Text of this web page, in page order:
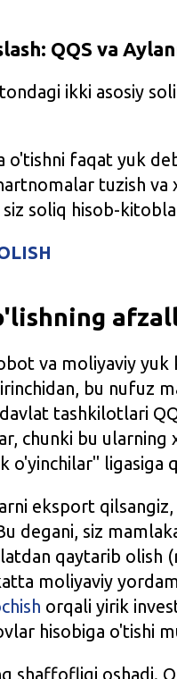
QQS va
ikki asosiy
o'tishni faqat yuk
tuzish va
siz soliq hisob-
va moliyaviy
bu nufuz
tashkilotlari
chunki bu
o'yinchilar" ligasiga
eksport qilsangiz,
degani, siz
qaytarib olish
moliyaviy
orqali yirik
hisobiga o'tishi
shaffofligi oshadi.